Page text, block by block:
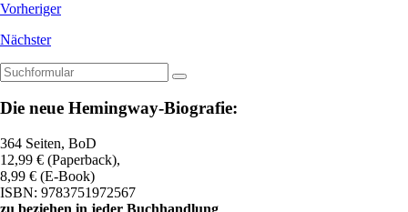
Vorheriger
Nächster
Suchen
Die neue Hemingway-Biografie:
364 Seiten, BoD
12,99 € (Paperback),
8,99 € (E-Book)
ISBN: 9783751972567
zu beziehen in jeder Buchhandlung